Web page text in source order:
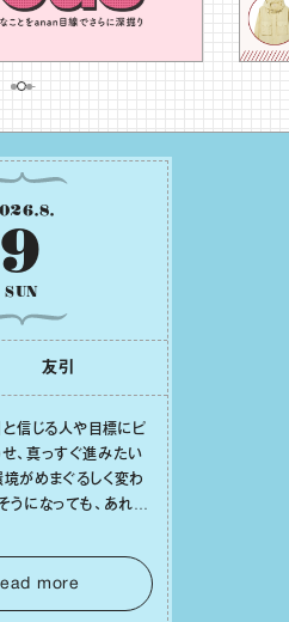
.8.
9
SUN
友引
と信じる⼈や⽬標にピ
、真っすぐ進みたい
がめまぐるしく変わ
うになっても、あれこ
の前のことに集中しま
い決意が、あなたにと
した成果を引き寄せま
more